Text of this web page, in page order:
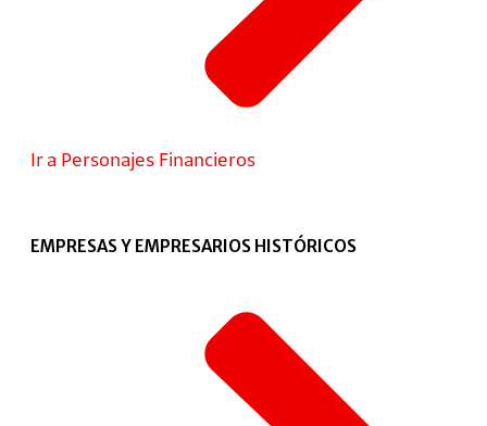
Ir a Personajes Financieros
EMPRESAS Y EMPRESARIOS HISTÓRICOS